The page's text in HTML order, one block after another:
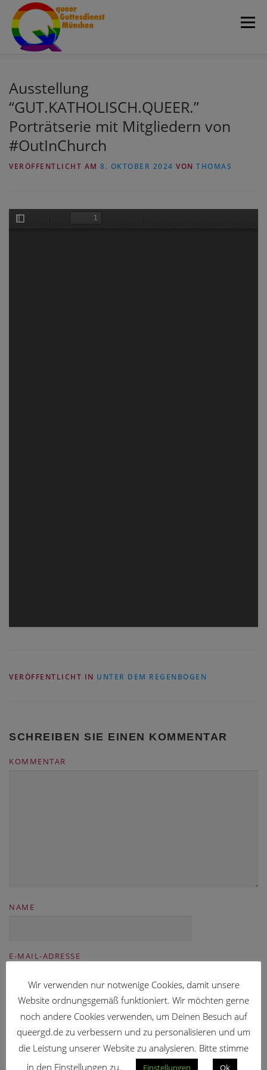
Zum
Inhalt
springen
Menü
Blog Fotogalerie queerRundbrief
Termine Kontakt & Orte Suche
Ausstellung
“GUT.KATHOLISCH.QUEER.”
Porträtserie mit Mitgliedern von
#OutInChurch
VERÖFFENTLICHT AM 8. OKTOBER 2024 VON THOMAS
VERÖFFENTLICHT IN UNTER DEM REGENBOGEN
SCHREIBEN SIE EINEN KOMMENTAR
KOMMENTAR
NAME
E-MAIL-ADRESSE
WEBSITE
Wir verwenden nur notwenige Cookies, damit unsere
Website ordnungsgemäß funktioniert. Wir möchten gerne
noch andere Cookies verwenden, um Deinen Besuch auf
queergd.de zu verbessern und zu personalisieren und um
die Leistung unserer Website zu analysieren. Bitte stimme
in den Einstellungen zu.
Einstellungen Ok